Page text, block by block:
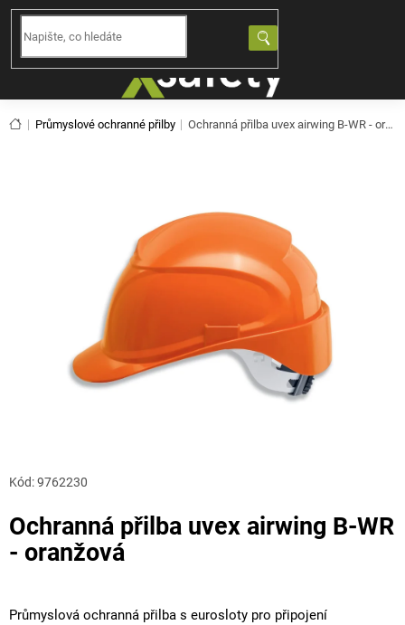
Přejít
obsah
Domů
Průmyslové ochranné přilby Ochranná přilba uvex airwing B-WR - oranžová
Ochranná přilba uvex airwing B-WR
- oranžová
Kód:9762230
Průmyslová ochranná přilba s eurosloty pro připojení